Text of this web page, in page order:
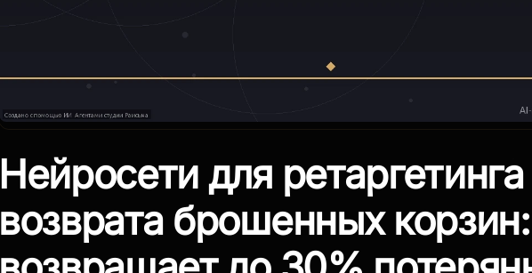
Нейросети для
возврата брошенных